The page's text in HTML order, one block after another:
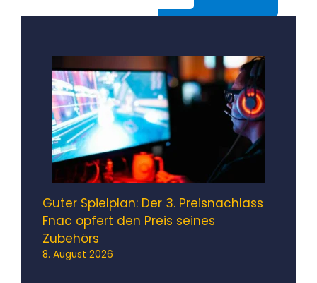
Guter Spielplan: Der 3. Preisnachlass
Fnac opfert den Preis seines
Zubehörs
8. August 2026